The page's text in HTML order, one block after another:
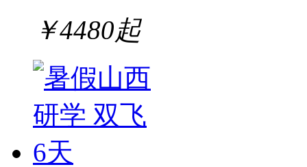
￥4480起